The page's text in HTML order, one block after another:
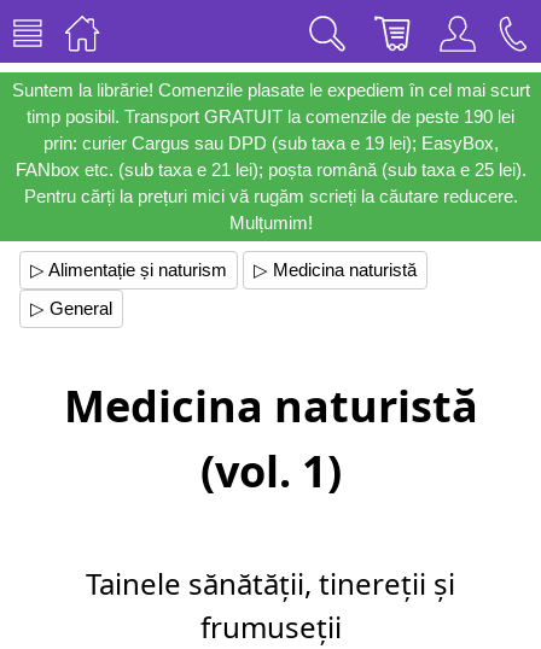
Suntem la librărie! Comenzile plasate le expediem în cel mai scurt
timp posibil. Transport GRATUIT la comenzile de peste 190 lei
prin: curier Cargus sau DPD (sub taxa e 19 lei); EasyBox,
FANbox etc. (sub taxa e 21 lei); poșta română (sub taxa e 25 lei).
Pentru cărți la prețuri mici vă rugăm scrieți la căutare reducere.
Mulțumim!
▷ Alimentație și naturism
▷ Medicina naturistă
▷ General
Medicina naturistă
(vol. 1)
Tainele sănătății, tinereții și
frumuseții